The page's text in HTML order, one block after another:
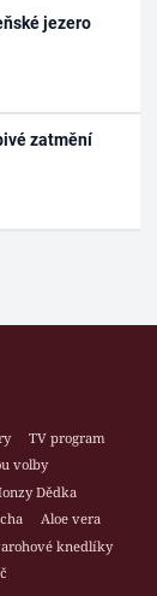
jezero
zatmění
TV program
volby
Dědka
Aloe vera
knedlíky